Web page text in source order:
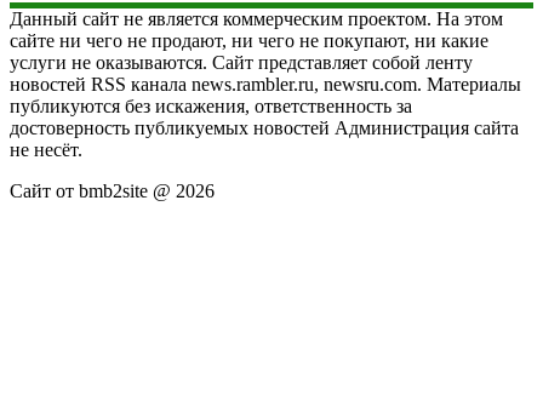
Данный сайт не является коммерческим проектом. На этом
сайте ни чего не продают, ни чего не покупают, ни какие
услуги не оказываются. Сайт представляет собой ленту
новостей RSS канала news.rambler.ru, newsru.com. Материалы
публикуются без искажения, ответственность за
достоверность публикуемых новостей Администрация сайта
не несёт.
Сайт от bmb2site @ 2026